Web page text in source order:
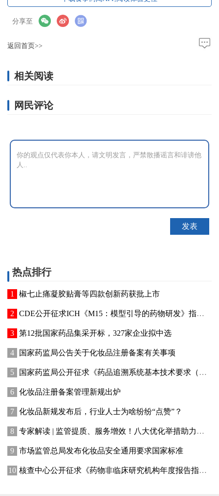
分享至
返回首页>>
相关阅读
网民评论
热点排行
椒七止痛凝胶贴膏等四款创新药获批上市
CDE公开征求ICH《M15：模型引导的药物研发》指导原则实施建议和中文翻译稿意见
第12批国家药品集采开标，327家企业拟中选
国家药监局公告关于化妆品注册备案有关事项
国家药监局公开征求《药品追溯系统基本技术要求（修订征求意见稿）》意见
化妆品注册备案管理新规出炉
化妆品新规发布后，行业人士为啥纷纷“点赞”？
专家解读 | 监管提质、服务增效！八大优化举措助力提升化妆品行业创新活力
市场监管总局发布化妆品安全通用要求国家标准
核查中心公开征求《药物非临床研究机构年度报告指南（征求意见稿）》意见